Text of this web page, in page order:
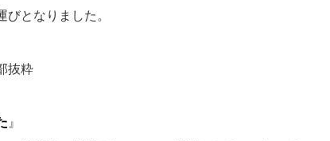
となりました。
抜粋
』